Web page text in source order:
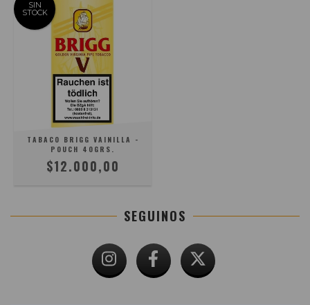
SIN
STOCK
TABACO BRIGG VAINILLA -
POUCH 40GRS.
$12.000,00
SEGUINOS